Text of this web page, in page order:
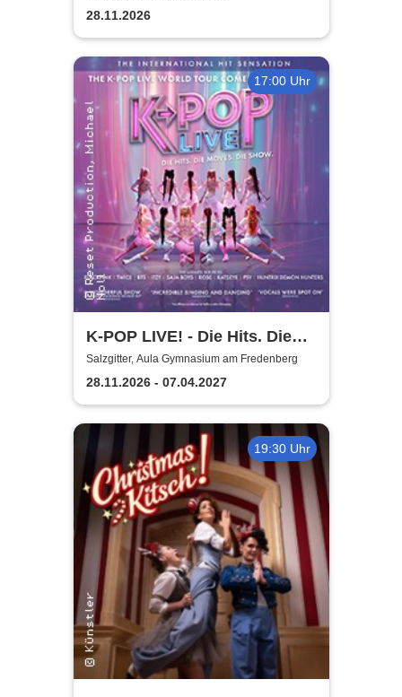
28.11.2026
17:00 Uhr
K-POP LIVE! - Die Hits. Die
Moves. Die Show.
Salzgitter, Aula Gymnasium am Fredenberg
28.11.2026 - 07.04.2027
19:30 Uhr